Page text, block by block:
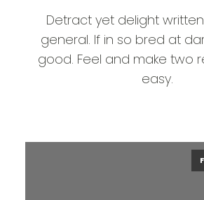
Detract yet delight
general. If in so bred at
good. Feel and make two
easy.